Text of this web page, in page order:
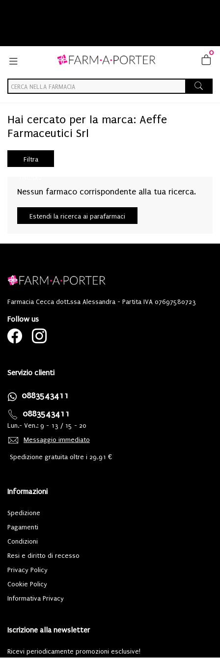
0
Home Marche parafarmaci Aeffe Farmaceutici Srl
Hai cercato per la marca: Aeffe
Farmaceutici Srl
Filtra
Nessun farmaco corrispondente alla tua ricerca.
Estendi la ricerca ai parafarmaci
Farmacia Cecca dott.ssa Alessandra - Partita IVA 07697580723
Follow us
Servizio clienti
0883543411
0883543411
Lun.- Ven.: 9 - 13 / 15 - 20
Messaggio immediato
Spedizione gratuita oltre i 29,91 €
Informazioni
Spedizione
Pagamenti
Condizioni
Resi e diritto di recesso
Privacy Policy
Cookie Policy
Informativa Privacy
Iscrizione alla newsletter
Ricevi periodicamente promozioni esclusive!